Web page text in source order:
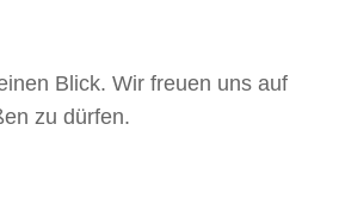
Blick. Wir freuen uns auf
zu dürfen.